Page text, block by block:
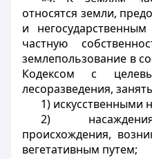
относятся земли,
и
частную
землепользование в
Кодексом с
лесоразведения,
1) искусственными
2)
происхождения,
вегетативным путем;